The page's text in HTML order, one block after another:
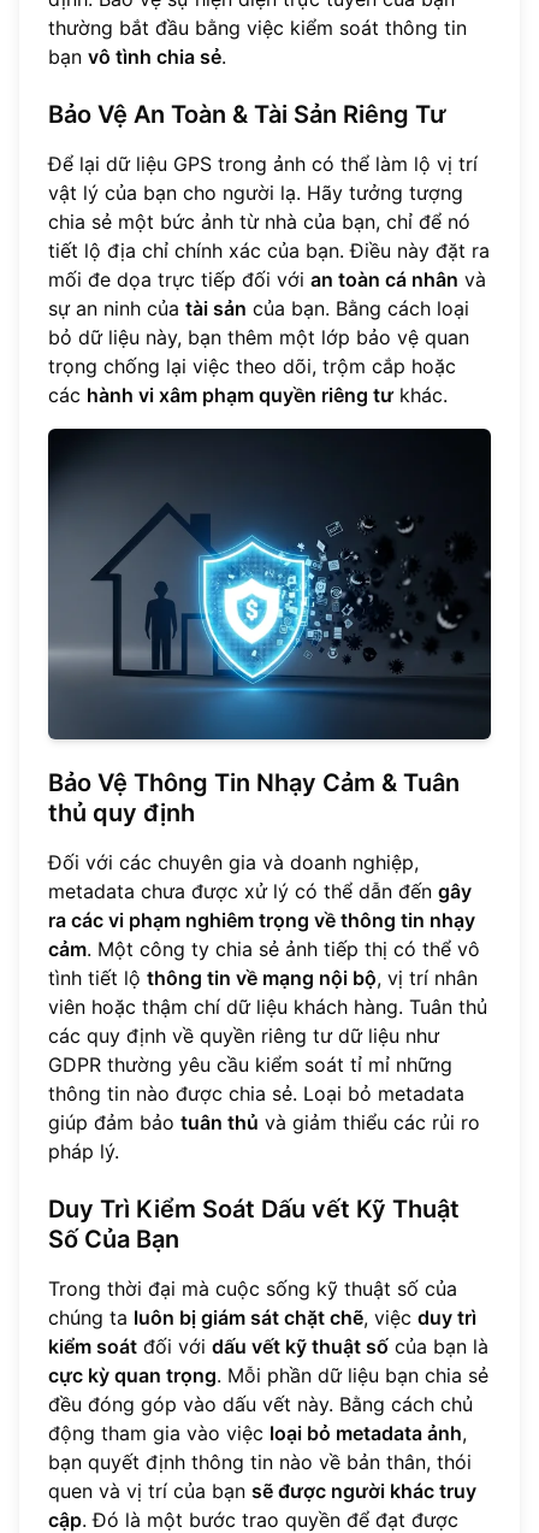
thường bắt đầu bằng việc kiểm soát thông tin
bạn vô tình chia sẻ.
Bảo Vệ An Toàn & Tài Sản Riêng Tư
Để lại dữ liệu GPS trong ảnh có thể làm lộ vị trí
vật lý của bạn cho người lạ. Hãy tưởng tượng
chia sẻ một bức ảnh từ nhà của bạn, chỉ để nó
tiết lộ địa chỉ chính xác của bạn. Điều này đặt ra
mối đe dọa trực tiếp đối với an toàn cá nhân và
sự an ninh của tài sản của bạn. Bằng cách loại
bỏ dữ liệu này, bạn thêm một lớp bảo vệ quan
trọng chống lại việc theo dõi, trộm cắp hoặc
các hành vi xâm phạm quyền riêng tư khác.
Bảo Vệ Thông Tin Nhạy Cảm & Tuân
thủ quy định
Đối với các chuyên gia và doanh nghiệp,
metadata chưa được xử lý có thể dẫn đến gây
ra các vi phạm nghiêm trọng về thông tin nhạy
cảm. Một công ty chia sẻ ảnh tiếp thị có thể vô
tình tiết lộ thông tin về mạng nội bộ, vị trí nhân
viên hoặc thậm chí dữ liệu khách hàng. Tuân thủ
các quy định về quyền riêng tư dữ liệu như
GDPR thường yêu cầu kiểm soát tỉ mỉ những
thông tin nào được chia sẻ. Loại bỏ metadata
giúp đảm bảo tuân thủ và giảm thiểu các rủi ro
pháp lý.
Duy Trì Kiểm Soát Dấu vết Kỹ Thuật
Số Của Bạn
Trong thời đại mà cuộc sống kỹ thuật số của
chúng ta luôn bị giám sát chặt chẽ, việc duy trì
kiểm soát đối với dấu vết kỹ thuật số của bạn là
cực kỳ quan trọng. Mỗi phần dữ liệu bạn chia sẻ
đều đóng góp vào dấu vết này. Bằng cách chủ
động tham gia vào việc loại bỏ metadata ảnh,
bạn quyết định thông tin nào về bản thân, thói
quen và vị trí của bạn sẽ được người khác truy
cập. Đó là một bước trao quyền để đạt được